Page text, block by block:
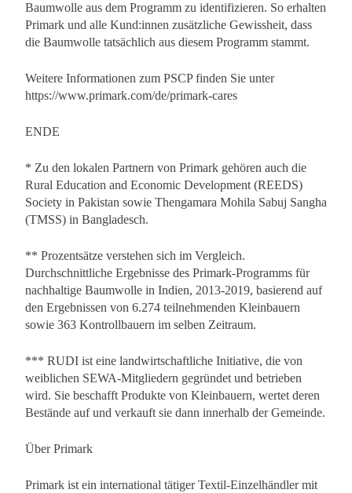
Baumwolle aus dem Programm zu identifizieren. So erhalten
Primark und alle Kund:innen zusätzliche Gewissheit, dass
die Baumwolle tatsächlich aus diesem Programm stammt.
Weitere Informationen zum PSCP finden Sie unter
https://www.primark.com/de/primark-cares
ENDE
* Zu den lokalen Partnern von Primark gehören auch die
Rural Education and Economic Development (REEDS)
Society in Pakistan sowie Thengamara Mohila Sabuj Sangha
(TMSS) in Bangladesch.
** Prozentsätze verstehen sich im Vergleich.
Durchschnittliche Ergebnisse des Primark-Programms für
nachhaltige Baumwolle in Indien, 2013-2019, basierend auf
den Ergebnissen von 6.274 teilnehmenden Kleinbauern
sowie 363 Kontrollbauern im selben Zeitraum.
*** RUDI ist eine landwirtschaftliche Initiative, die von
weiblichen SEWA-Mitgliedern gegründet und betrieben
wird. Sie beschafft Produkte von Kleinbauern, wertet deren
Bestände auf und verkauft sie dann innerhalb der Gemeinde.
Über Primark
Primark ist ein international tätiger Textil-Einzelhändler mit